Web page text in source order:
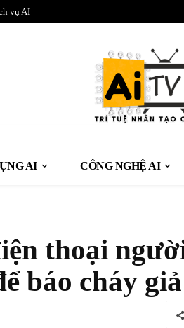
vụ AI
AI CÔNG NGHỆ AI
thoại
báo cháy giả